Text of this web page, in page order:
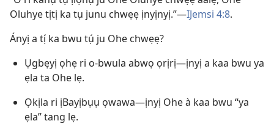
Oluhye tịtị ka tụ junu chwẹẹ ịnyịnyị.”—IJemsi 4:8.
Ányị a tị́ ka bwu tụ́ ju Ohe chwẹẹ?
Ụgbẹyị ọhẹ ri o-bwula abwọ ọrịrị—ịnyị a kaa bwu ya
ẹla ta Ohe lẹ.
Ọkịla ri ịBayịbụụ ọwawa—ịnyị Ohe à kaa bwu “ya
ẹla” tang lẹ.